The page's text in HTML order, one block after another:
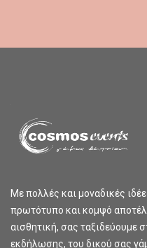
Με πολλές και μοναδικές
πρωτότυπο και κομψό
αισθητική, σας ταξιδεύουμε
εκδήλωσης, του δικού σας